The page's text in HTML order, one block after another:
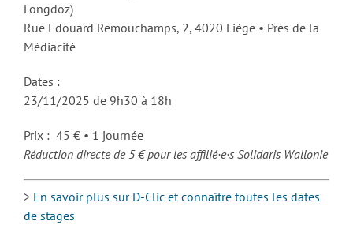
Longdoz)
Rue Edouard Remouchamps, 2, 4020 Liège • Près de la
Médiacité
Dates :
23/11/2025 de 9h30 à 18h
Prix : 45 € • 1 journée
Réduction directe de 5 € pour les affilié·e·s Solidaris Wallonie
> En savoir plus sur D-Clic et connaître toutes les dates
de stages